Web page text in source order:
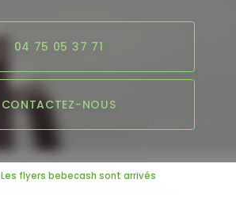
04 75 05 37 71
CONTACTEZ-NOUS
Les flyers bebecash sont arrivés